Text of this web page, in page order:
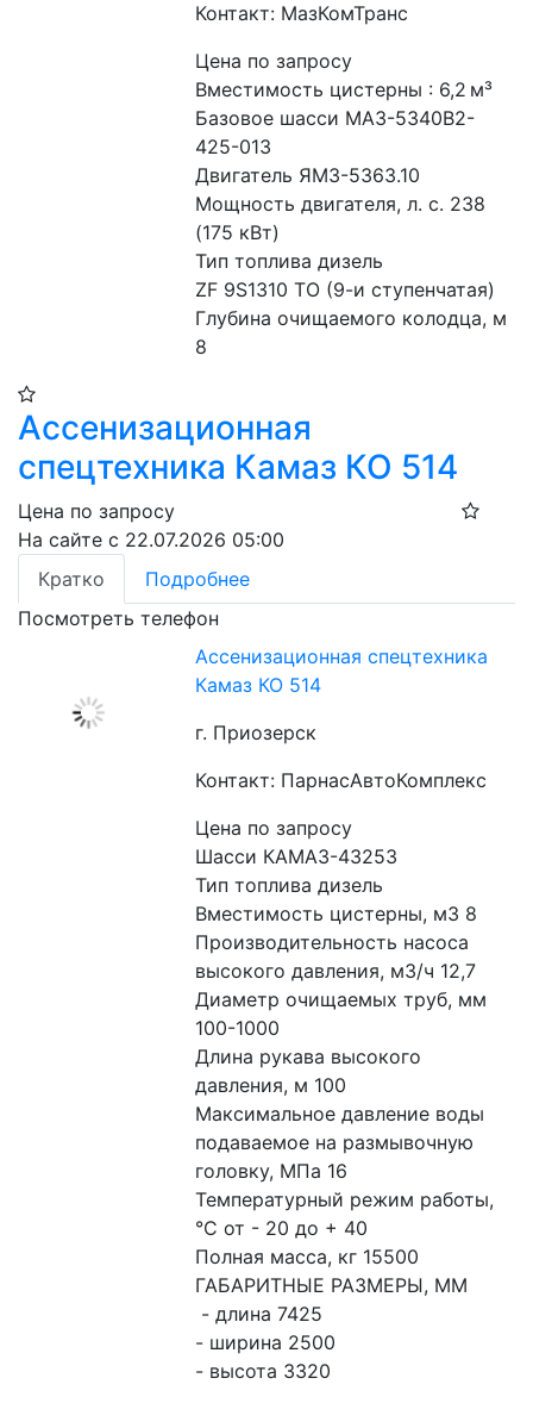
Контакт: МазКомТранс
Цена по запросу
Вместимость цистерны : 6,2 м³
Базовое шасси МАЗ-5340В2-
425-013
Двигатель ЯМЗ-5363.10
Мощность двигателя, л. с. 238
(175 кВт)
Тип топлива дизель
ZF 9S1310 ТО (9-и ступенчатая)
Глубина очищаемого колодца, м
8
Ассенизационная
спецтехника Камаз КО 514
Цена по запросу
На сайте с 22.07.2026 05:00
Кратко
Подробнее
Посмотреть телефон
Ассенизационная спецтехника
Камаз КО 514
г. Приозерск
Контакт: ПарнасАвтоКомплекс
Цена по запросу
Шасси КАМАЗ-43253
Тип топлива дизель
Вместимость цистерны, м3 8
Производительность насоса
высокого давления, м3/ч 12,7
Диаметр очищаемых труб, мм
100-1000
Длина рукава высокого
давления, м 100
Максимальное давление воды
подаваемое на размывочную
головку, МПа 16
Температурный режим работы,
°С от - 20 до + 40
Полная масса, кг 15500
ГАБАРИТНЫЕ РАЗМЕРЫ, ММ
- длина 7425
- ширина 2500
- высота 3320